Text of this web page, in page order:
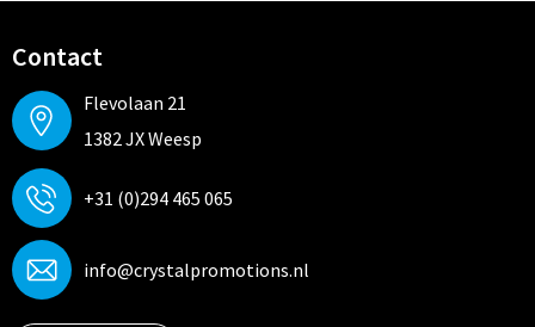
Contact
Flevolaan 21
1382 JX Weesp
+31 (0)294 465 065
info@crystalpromotions.nl